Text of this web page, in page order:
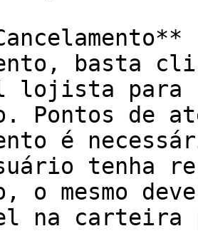
basta
lojista para
Pontos de
é
tenha
o mesmo
na carteira